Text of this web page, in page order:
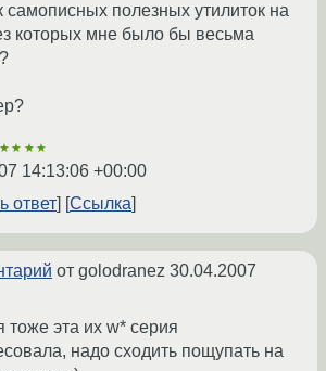
самописных полезных утилиток на
которых мне было бы весьма
14:13:06 +00:00
ответ
Ссылка
от golodranez 30.04.2007
тоже эта их w* серия
надо сходить пощупать на